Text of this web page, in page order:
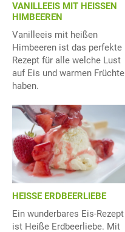
VANILLEEIS MIT HEISSEN
HIMBEEREN
Vanilleeis mit heißen
Himbeeren ist das perfekte
Rezept für alle welche Lust
auf Eis und warmen Früchte
haben.
HEISSE ERDBEERLIEBE
Ein wunderbares Eis-Rezept
ist Heiße Erdbeerliebe. Mit